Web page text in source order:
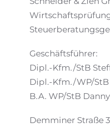
Geschäftsführer:
Dipl.-Kfm./StB
Dipl.-Kfm./WP/
B.A. WP/StB
Demminer Straße